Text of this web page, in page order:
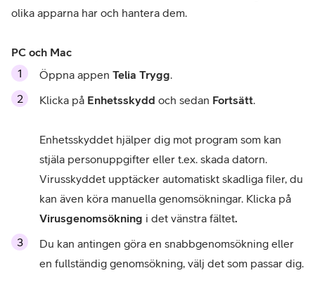
olika apparna har och hantera dem.
PC och Mac
Öppna appen Telia Trygg.
Klicka på Enhetsskydd och sedan Fortsätt.
Enhetsskyddet hjälper dig mot program som kan
stjäla personuppgifter eller t.ex. skada datorn.
Virusskyddet upptäcker automatiskt skadliga filer, du
Virusgenomsökning i det vänstra fältet.
Du kan antingen göra en snabbgenomsökning eller
en fullständig genomsökning, välj det som passar dig.